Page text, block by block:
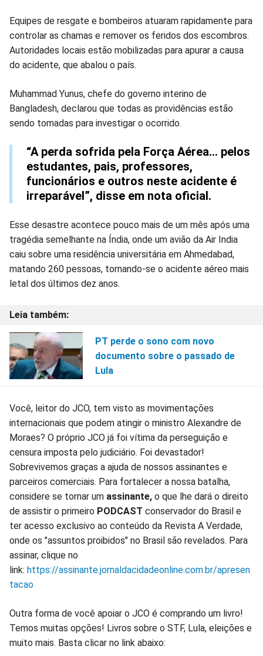
Equipes de resgate e bombeiros atuaram rapidamente para
controlar as chamas e remover os feridos dos escombros.
Autoridades locais estão mobilizadas para apurar a causa
do acidente, que abalou o país.
Muhammad Yunus, chefe do governo interino de
Bangladesh, declarou que todas as providências estão
sendo tomadas para investigar o ocorrido.
“A perda sofrida pela Força Aérea... pelos
estudantes, pais, professores,
funcionários e outros neste acidente é
irreparável”, disse em nota oficial.
Esse desastre acontece pouco mais de um mês após uma
tragédia semelhante na Índia, onde um avião da Air India
caiu sobre uma residência universitária em Ahmedabad,
matando 260 pessoas, tornando-se o acidente aéreo mais
letal dos últimos dez anos.
PT perde o sono com novo
documento sobre o passado de
Lula
Você, leitor do JCO, tem visto as movimentações
internacionais que podem atingir o ministro Alexandre de
Moraes? O próprio JCO já foi vítima da perseguição e
censura imposta pelo judiciário. Foi devastador!
Sobrevivemos graças a ajuda de nossos assinantes e
parceiros comerciais. Para fortalecer a nossa batalha,
considere se tornar um assinante, o que lhe dará o direito
de assistir o primeiro PODCAST conservador do Brasil e
ter acesso exclusivo ao conteúdo da Revista A Verdade,
onde os "assuntos proibidos" no Brasil são revelados. Para
assinar, clique no
link: https://assinante.jornaldacidadeonline.com.br/apresen
tacao
Outra forma de você apoiar o JCO é comprando um livro!
Temos muitas opções! Livros sobre o STF, Lula, eleições e
muito mais. Basta clicar no link abaixo: